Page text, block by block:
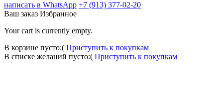
написать в WhatsApp +7 (913) 377-02-20
Ваш заказ Избранное
Your cart is currently empty.
В корзине пусто:( Приступить к покупкам
В списке желаний пусто:( Приступить к покупкам